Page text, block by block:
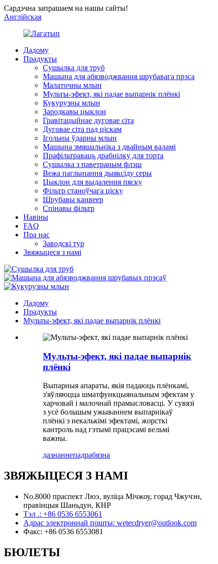
Сардэчна запрашаем на нашы сайты!
Англійская
Дадому
Прадукты
Сушылка для труб
Машына для абязводжвання шрубавага прэса
Малаточны млын
Мульты-эфект, які падае выпарнік плёнкі
Кукурузны млын
Зародкавы цыклон
Гравітацыйнае дуговае сіта
Дуговае сіта пад ціскам
Ігольны ўдарны млын
Машына змяшальніка з двайным валамі
Прафільтраваць драбнілку для торта
Сушылка з паветраным флэш
Вежа паглынання дыяксіду серы
Цыклон для выдалення пяску
Фільтр станоўчага ціску
Шрубавы канвеер
Спінавы фільтр
Навіны
FAQ
Пра нас
Заводскі тур
Звяжыцеся з намі
Дадому
Прадукты
Мульты-эфект, які падае выпарнік плёнкі
Мульты-эфект, які падае выпарнік
плёнкі
Выпарныя апараты, якія падаюць плёнкамі,
з'яўляюцца шматфункцыянальным эфектам у
харчовай і малочнай прамысловасці. У сувязі
з усё большым ужываннем выпарнікаў
плёнкі з некалькімі эфектамі, жорсткі
кантроль над гэтымі працэсамі вельмі
важны.
дазнаннепадрабязна
ЗВЯЖЫЦЕСЯ З НАМІ
No.8000 праспект Люэ, вуліца Мічжоу, горад Чжучэн,
правінцыя Шаньдун, КНР
Тэл .: +86 0536 6553061
Адрас электроннай пошты: wetecdryer@outlook.com
Факс: +86 0536 6553081
БЮЛЕТЫ